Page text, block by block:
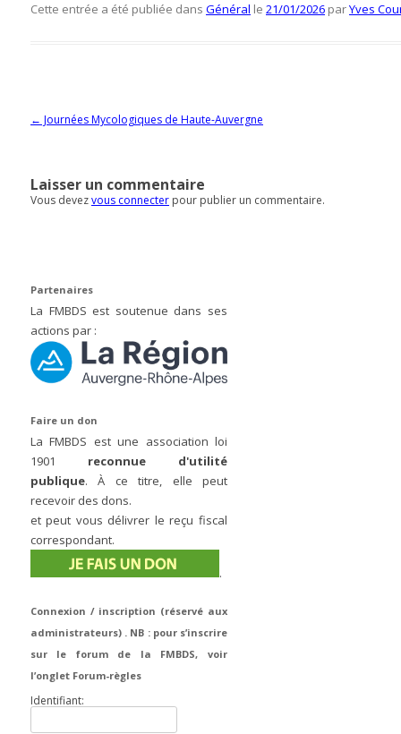
Cette entrée a été publiée dans Général le 21/01/2026 parYves
Navigation des articles
← Journées Mycologiques de Haute-Auvergne
Laisser un commentaire
Vous devezvous connecter pour publier un commentaire.
Partenaires
La FMBDS est soutenue dans ses
actions par :
Faire un don
La FMBDS est une association loi
1901 reconnue d'utilité
publique. À ce titre, elle peut
recevoir des dons.
et peut vous délivrer le reçu fiscal
correspondant.
.
Connexion / inscription (réservé aux
administrateurs) . NB : pour s’inscrire
sur le forum de la FMBDS, voir
l’onglet Forum-règles
Identifiant: